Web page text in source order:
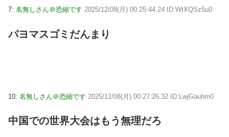
7: 名無しさん＠恐縮です 2025/12/08(月) 00:25:44.24 ID:WtXQSz5u0
パヨマスゴミだんまり
10: 名無しさん＠恐縮です 2025/12/08(月) 00:27:26.32 ID:LwjGauhm0
中国での世界大会はもう無理だろ